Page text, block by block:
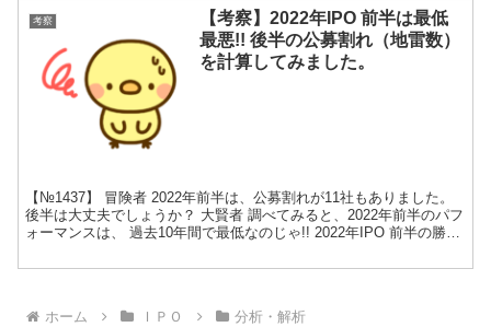
考察
【考察】2022年IPO 前半は最低
最悪!! 後半の公募割れ（地雷数）
を計算してみました。
【№1437】 冒険者 2022年前半は、公募割れが11社もありました。
後半は大丈夫でしょうか？ 大賢者 調べてみると、2022年前半のパフ
ォーマンスは、 過去10年間で最低なのじゃ!! 2022年IPO 前半の勝率
ホーム ＩＰＯ 分析・解析